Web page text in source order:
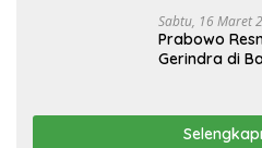
Sabtu, 16 Maret
Prabowo
Gerindra di